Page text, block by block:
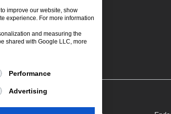
Jobs
Newsletter
improve our website, show
experience. For more information
and measuring the
shared with Google LLC, more
Performance
Advertising